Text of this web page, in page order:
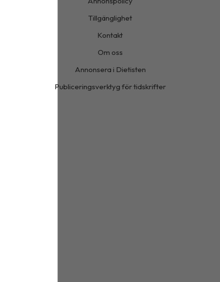
Tillgänglighet
Kontakt
Om oss
Annonsera i Dietisten
Publiceringsverktyg för tidskrifter